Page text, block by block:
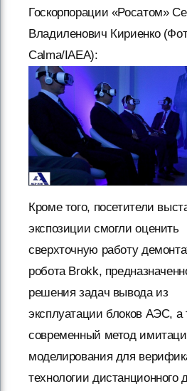
Госкорпорации «Росатом»
Владиленович Кириенко
Calma/IAEA):
Кроме того, посетители
экспозиции смогли оценить
сверхточную работу
робота Brokk,
решения задач вывода из
эксплуатации блоков АЭС, а
современный метод
моделирования для
технологии дистанционного